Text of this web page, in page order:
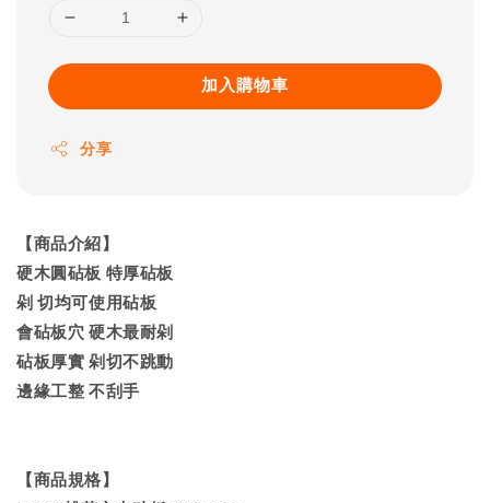
加入購物車
分享
【商品介紹】
硬木圓砧板 特厚砧板
剁 切均可使用砧板
會砧板穴 硬木最耐剁
砧板厚實 剁切不跳動
邊緣工整 不刮手
【商品規格】